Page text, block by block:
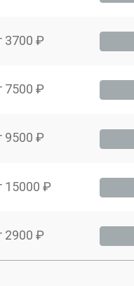
3700 ₽
7500 ₽
9500 ₽
15000 ₽
2900 ₽